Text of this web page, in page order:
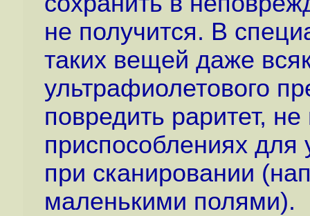
не получится. В
таких вещей даже
ультрафиолетового
повредить раритет,
приспособлениях
при сканировании
маленькими полями).